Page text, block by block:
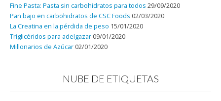
Fine Pasta: Pasta sin carbohidratos para todos 29/09/2020
Pan bajo en carbohidratos de CSC Foods 02/03/2020
La Creatina en la pérdida de peso 15/01/2020
Triglicéridos para adelgazar 09/01/2020
Millonarios de Azúcar 02/01/2020
NUBE DE ETIQUETAS